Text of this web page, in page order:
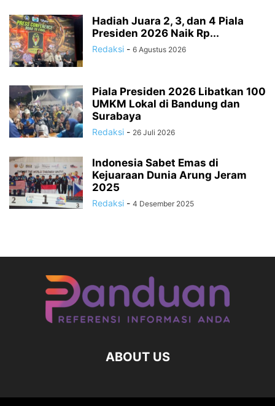
Hadiah Juara 2, 3, dan 4 Piala
Presiden 2026 Naik Rp...
Redaksi - 6 Agustus 2026
Piala Presiden 2026 Libatkan 100
UMKM Lokal di Bandung dan
Surabaya
Redaksi - 26 Juli 2026
Indonesia Sabet Emas di
Kejuaraan Dunia Arung Jeram
2025
Redaksi - 4 Desember 2025
ABOUT US